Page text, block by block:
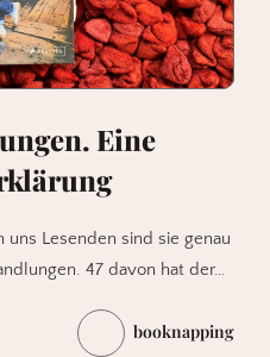
Eine
Lesenden sind sie genau
47 davon hat der…
booknapping